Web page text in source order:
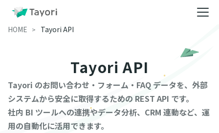
HOME Tayori API
Tayori API
Tayori のお問い合わせ・フォーム・FAQ データを、外部
システムから安全に取得するための REST API です。
社内 BI ツールへの連携やデータ分析、CRM 連動など、運
用の自動化に活用できます。